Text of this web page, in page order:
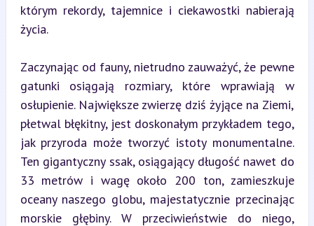
którym rekordy, tajemnice i ciekawostki nabierają
życia.
Zaczynając od fauny, nietrudno zauważyć, że pewne
gatunki osiągają rozmiary, które wprawiają w
osłupienie. Największe zwierzę dziś żyjące na Ziemi,
płetwal błękitny, jest doskonałym przykładem tego,
jak przyroda może tworzyć istoty monumentalne.
Ten gigantyczny ssak, osiągający długość nawet do
33 metrów i wagę około 200 ton, zamieszkuje
oceany naszego globu, majestatycznie przecinając
morskie głębiny. W przeciwieństwie do niego,